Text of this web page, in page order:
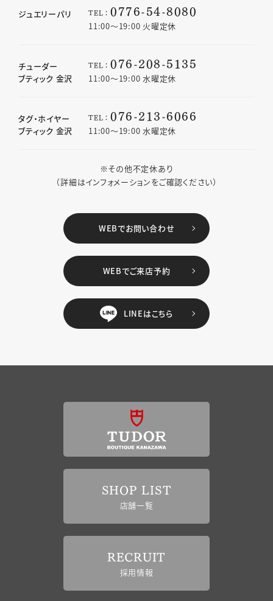
ジュエリーパリ TEL： 0776-54-8080
11:00〜19:00 火曜定休
チューダー
ブティック 金沢
TEL： 076-208-5135
11:00〜19:00 水曜定休
タグ・ホイヤー
ブティック 金沢
TEL： 076-213-6066
11:00〜19:00 水曜定休
※その他不定休あり
（詳細はインフォメーションをご確認ください）
WEBでお問い合わせ
WEBでご来店予約
LINEはこちら
SHOP LIST
店舗一覧
RECRUIT
採用情報